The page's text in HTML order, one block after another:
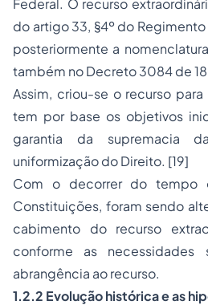
Federal. O recurso
do artigo 33, §4º do Regimento
posteriormente a
também no Decreto 3084 de
Assim, criou-se o recurso
tem por base os objetivos
garantia da supremacia
uniformização do Direito. [19]
Com o decorrer do tempo
Constituições, foram sendo
cabimento do recurso
conforme as necessidades
abrangência ao recurso.
1.2.2 Evolução histórica e as